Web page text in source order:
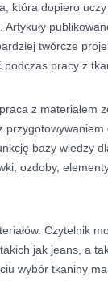
która dopiero
twórcze
podczas pracy z
z materiałem
bazy wiedzy
ozdoby,
Czytelnik
jak jeans, a
wybór tkaniny